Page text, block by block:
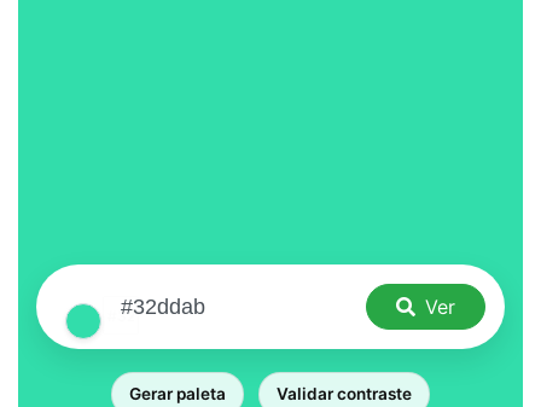
Ver
Gerar paleta Validar contraste